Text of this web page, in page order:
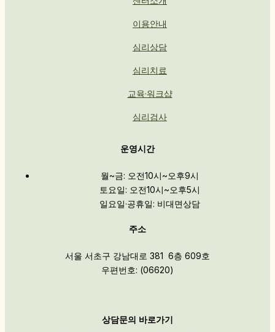
이용안내
심리상담
심리치료
교육·워크샵
심리검사
운영시간
월~금: 오전10시~오후9시
토요일: 오전10시~오후5시
일요일·공휴일: 비대면상담
주소
서울 서초구 강남대로 381 6층 609호
우편번호: (06620)
상담문의 바로가기